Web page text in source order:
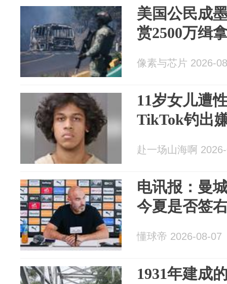
美国公民成
赏2500万缉
像素与芯片 2026-
11岁女儿遭
TikTok钓出
赴一场山海啊
电讯报：曼
今夏是否签
懂球帝 2026-08-07
1931年建成